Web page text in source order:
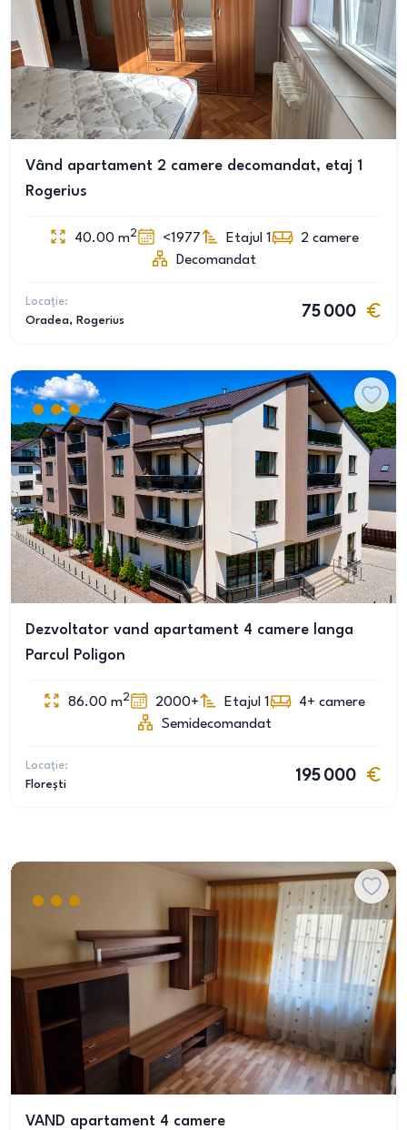
Vând apartament 2 camere decomandat, etaj 1
Rogerius
40.00 m2 <1977 Etajul 1 2 camere
Decomandat
Locație:
Oradea, Rogerius
75 000
Dezvoltator vand apartament 4 camere langa
Parcul Poligon
86.00 m2 2000+ Etajul 1 4+ camere
Semidecomandat
Locație:
Florești
195 000
VAND apartament 4 camere